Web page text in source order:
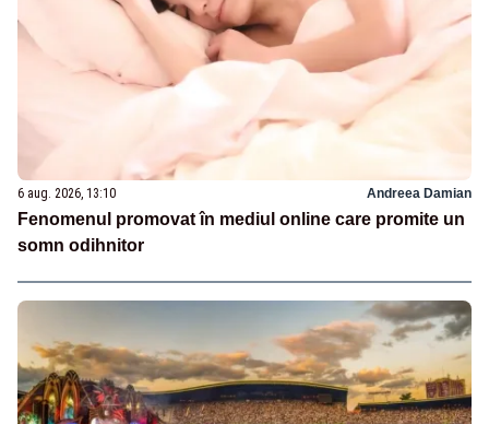
6 aug. 2026, 13:10 Andreea Damian
Fenomenul promovat în mediul online care promite un
somn odihnitor